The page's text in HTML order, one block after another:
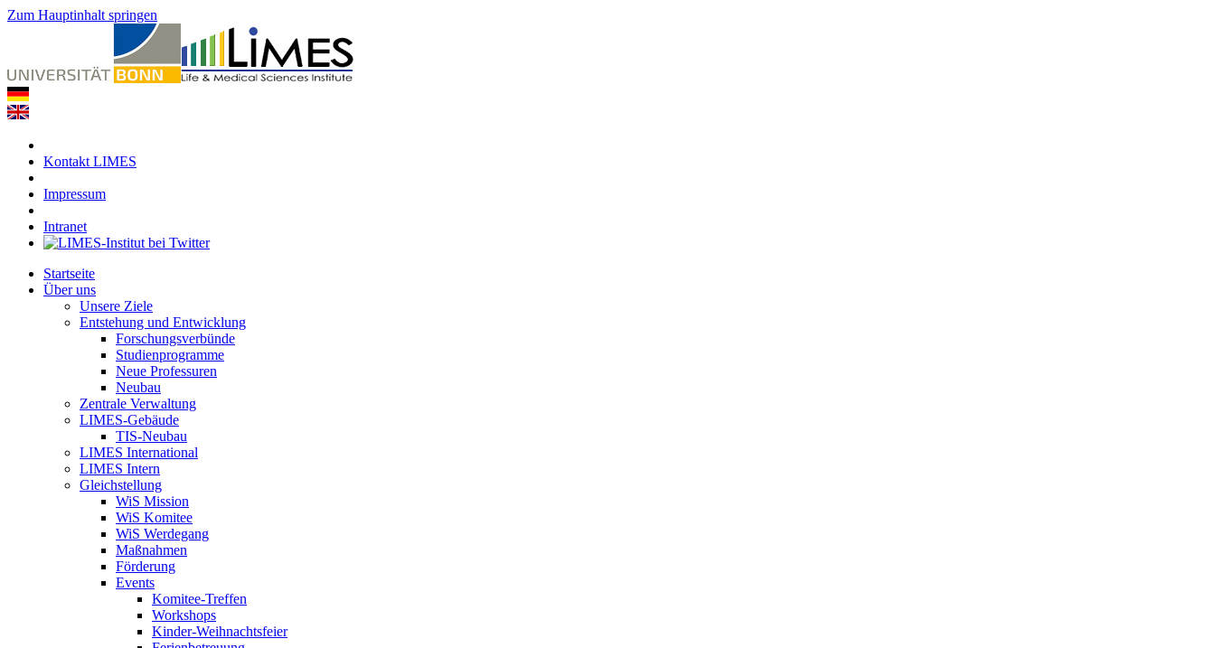
Zum Hauptinhalt springen
Kontakt LIMES
Impressum
Intranet
Startseite
Über uns
Unsere Ziele
Entstehung und Entwicklung
Forschungsverbünde
Studienprogramme
Neue Professuren
Neubau
Zentrale Verwaltung
LIMES-Gebäude
TIS-Neubau
LIMES International
LIMES Intern
Gleichstellung
WiS Mission
WiS Komitee
WiS Werdegang
Maßnahmen
Förderung
Events
Komitee-Treffen
Workshops
Kinder-Weihnachtsfeier